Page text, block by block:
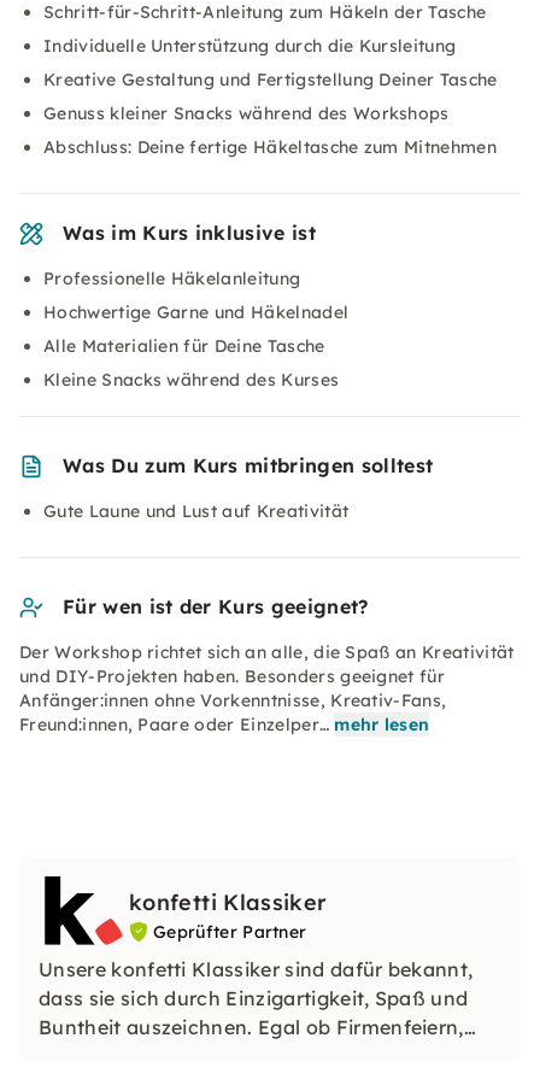
Schritt-für-Schritt-Anleitung zum Häkeln der Tasche
Individuelle Unterstützung durch die Kursleitung
Kreative Gestaltung und Fertigstellung Deiner Tasche
Genuss kleiner Snacks während des Workshops
Abschluss: Deine fertige Häkeltasche zum Mitnehmen
Was im Kurs inklusive ist
Professionelle Häkelanleitung
Hochwertige Garne und Häkelnadel
Alle Materialien für Deine Tasche
Kleine Snacks während des Kurses
Was Du zum Kurs mitbringen solltest
Gute Laune und Lust auf Kreativität
Für wen ist der Kurs geeignet?
Der Workshop richtet sich an alle, die Spaß an Kreativität
und DIY-Projekten haben. Besonders geeignet für
Anfänger:innen ohne Vorkenntnisse, Kreativ-Fans,
Freund:innen, Paare oder Einzelper… mehr lesen
konfetti Klassiker
Geprüfter Partner
Unsere konfetti Klassiker sind dafür bekannt,
dass sie sich durch Einzigartigkeit, Spaß und
Buntheit auszeichnen. Egal ob Firmenfeiern,